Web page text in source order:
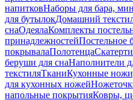
напитковНаборы для бара,
для бутылокДомашний
снаОдеялаКомплекты
принадлежностейПостельное
покрывалаПолотенцаСкатерти
беруши для снаНаполнители
текстиляТканиКухонные
для кухонных ножей
напольные покрытияКовры,